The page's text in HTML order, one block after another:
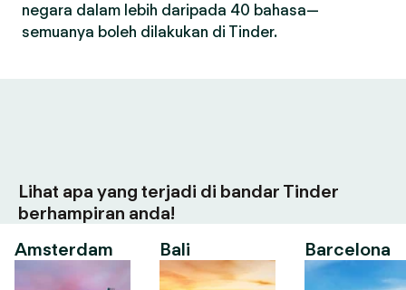
negara dalam lebih daripada 40 bahasa—
semuanya boleh dilakukan di Tinder.
Lihat apa yang terjadi di bandar Tinder
berhampiran anda!
Amsterdam
Bali Barcelona